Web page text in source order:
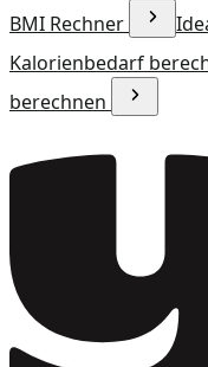
BMI Rechner
Kalorienbedarf
berechnen